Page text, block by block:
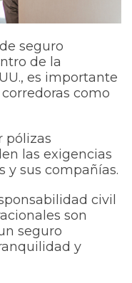
seguro
de la
es importante
como
pólizas
las exigencias
y sus compañías.
civil
son
seguro
y